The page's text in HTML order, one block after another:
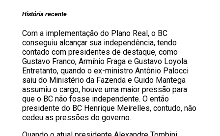
História recente
Com a implementação do Plano Real, o BC
conseguiu alcançar sua independência, tendo
contado com presidentes de destaque, como
Gustavo Franco, Armínio Fraga e Gustavo Loyola.
Entretanto, quando o ex-ministro Antônio Palocci
saiu do Ministério da Fazenda e Guido Mantega
assumiu o cargo, houve uma maior pressão para
que o BC não fosse independente. O então
presidente do BC Henrique Meirelles, contudo, não
cedeu as pressões do governo.